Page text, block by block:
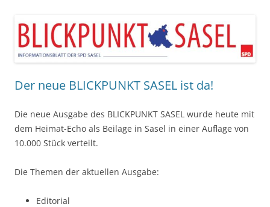
Der neue BLICKPUNKT SASEL ist da!
Die neue Ausgabe des BLICKPUNKT SASEL wurde heute mit
dem Heimat-Echo als Beilage in Sasel in einer Auflage von
10.000 Stück verteilt.
Die Themen der aktuellen Ausgabe:
Editorial